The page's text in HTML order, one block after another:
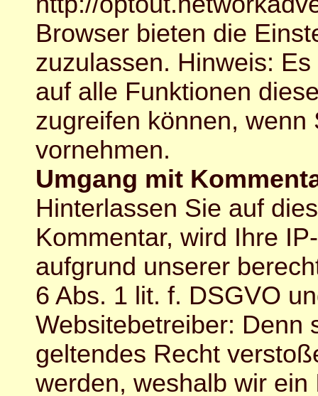
Browser bieten die
zuzulassen. Hinweis:
auf alle Funktionen
zugreifen können,
vornehmen.
Umgang mit
Hinterlassen Sie auf
Kommentar, wird Ihre
aufgrund unserer
6 Abs. 1 lit. f. DSGVO
Websitebetreiber: Denn
geltendes Recht
werden, weshalb wir